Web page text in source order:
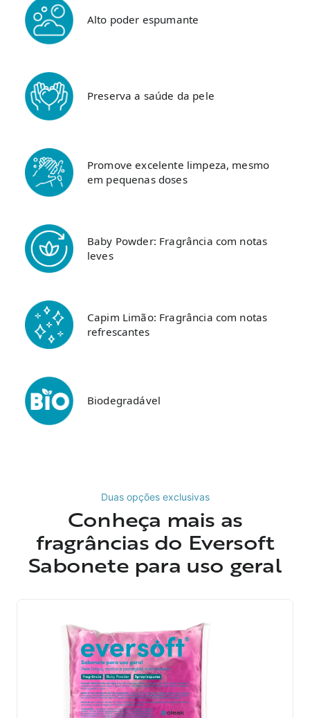
Alto poder espumante
Preserva a saúde da pele
Promove excelente limpeza, mesmo
em pequenas doses
Baby Powder: Fragrância com notas
leves
Capim Limão: Fragrância com notas
refrescantes
Biodegradável
Duas opções exclusivas
Conheça mais as
fragrâncias do Eversoft
Sabonete para uso geral